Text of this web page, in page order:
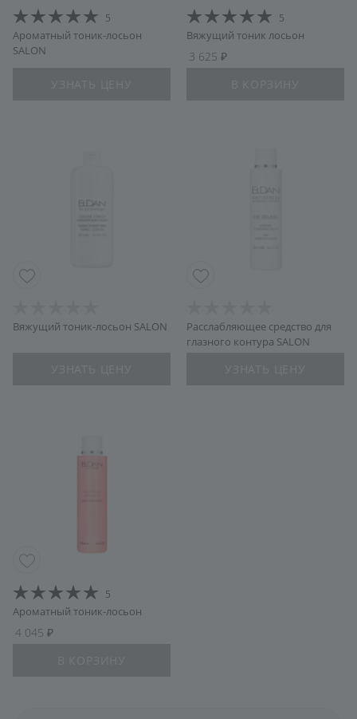
5
Ароматный тоник-лосьон
SALON
5
Вяжущий тоник лосьон
3 625
Вяжущий тоник-лосьон SALON
Расслабляющее средство для
глазного контура SALON
5
Ароматный тоник-лосьон
4 045